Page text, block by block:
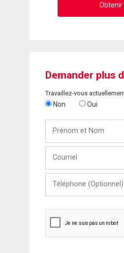
Demander plus
Travaillez-vous
Non Oui
Nom
(Optionnel)